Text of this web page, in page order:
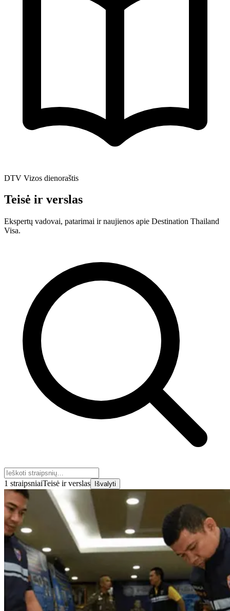
DTV Vizos dienoraštis
Teisė ir verslas
Ekspertų vadovai, patarimai ir naujienos apie Destination Thailand
Visa.
1 straipsniaiTeisė ir verslas Išvalyti